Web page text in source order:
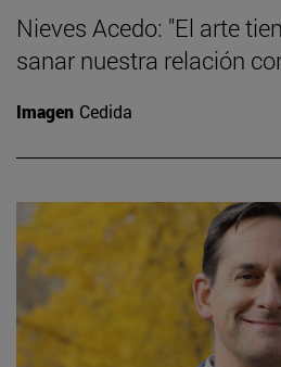
Nieves Acedo: "El arte
sanar nuestra relación
Imagen Cedida